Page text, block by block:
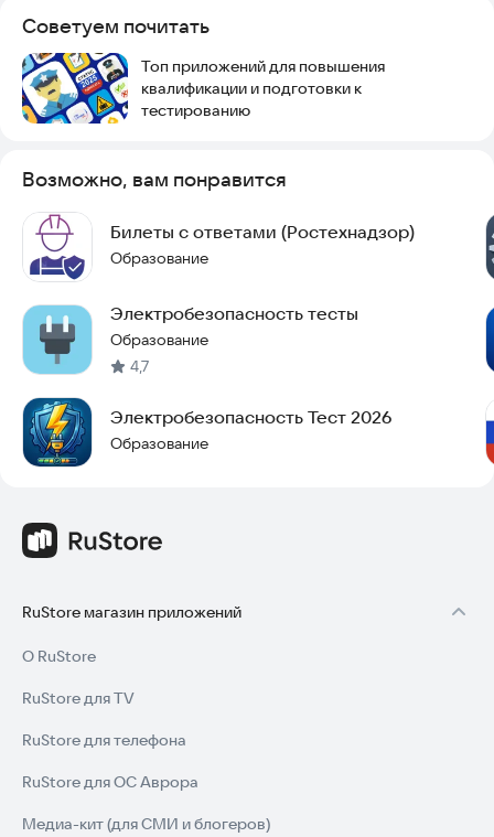
Советуем почитать
Топ приложений для повышения
квалификации и подготовки к
тестированию
Возможно, вам понравится
Билеты с ответами (Ростехнадзор)
Образование
Электробезопасность тесты
Образование
4,7
Электробезопасность Тест 2026
Образование
RuStore магазин приложений
О RuStore
RuStore для TV
RuStore для телефона
RuStore для ОС Аврора
Медиа-кит (для СМИ и блогеров)